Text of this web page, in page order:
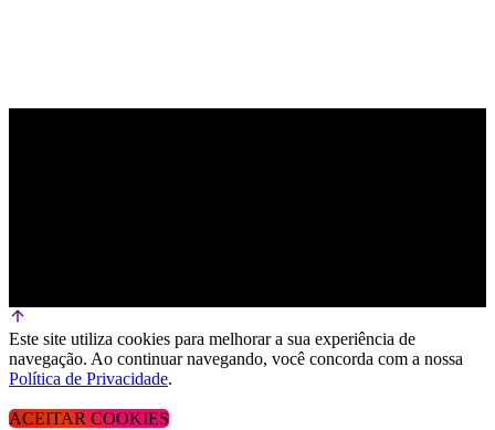
Este site utiliza cookies para melhorar a sua experiência de
navegação. Ao continuar navegando, você concorda com a nossa
Política de Privacidade.
ACEITAR COOKIES